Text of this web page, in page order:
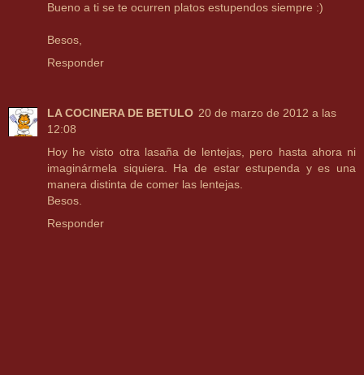
Bueno a ti se te ocurren platos estupendos siempre :)
Besos,
Responder
LA COCINERA DE BETULO 20 de marzo de 2012 a las
12:08
Hoy he visto otra lasaña de lentejas, pero hasta ahora ni
imaginármela siquiera. Ha de estar estupenda y es una
manera distinta de comer las lentejas.
Besos.
Responder